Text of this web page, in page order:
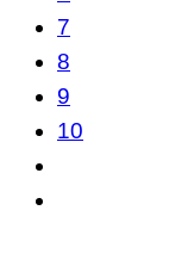
7
8
9
10